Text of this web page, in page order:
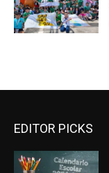
EDITOR PICKS